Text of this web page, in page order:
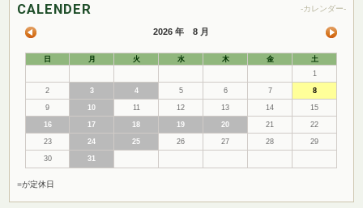
CALENDER -カレンダー-
2026 年 8 月
日 月 火 水 木 金
土
1
2 3 4 5 6 7 8
9 10 11 12 13 14 15
16 17 18 19 20 21 22
23 24 25 26 27 28 29
30 31
■が定休日